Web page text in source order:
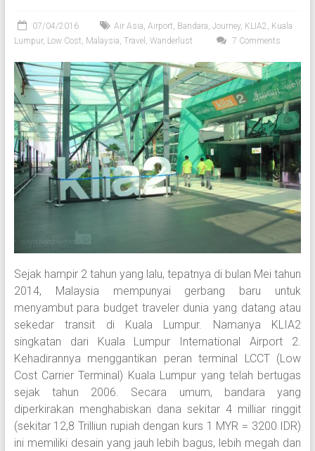
07/04/2016 Air Asia, Airport, Bandara, Journey, KLIA2 , Kuala
Lumpur, Low Cost, Malaysia, Travel , Wanderlust 7 Comments
Sejak hampir 2 tahun yang lalu, tepatnya di bulan Mei tahun
2014, Malaysia mempunyai gerbang baru untuk
menyambut para budget traveler dunia yang datang atau
sekedar transit di Kuala Lumpur. Namanya KLIA2
singkatan dari Kuala Lumpur International Airport 2.
Kehadirannya menggantikan peran terminal LCCT (Low
Cost Carrier Terminal) Kuala Lumpur yang telah bertugas
sejak tahun 2006. Secara umum, bandara yang
diperkirakan menghabiskan dana sekitar 4 milliar ringgit
(sekitar 12,8 Trilliun rupiah dengan kurs 1 MYR = 3200 IDR)
ini memiliki desain yang jauh lebih bagus, lebih megah dan